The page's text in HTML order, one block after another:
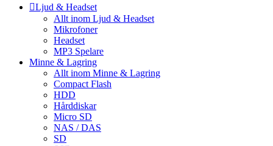
Ljud & Headset
Allt inom Ljud & Headset
Mikrofoner
Headset
MP3 Spelare
Minne & Lagring
Allt inom Minne & Lagring
Compact Flash
HDD
Hårddiskar
Micro SD
NAS / DAS
SD